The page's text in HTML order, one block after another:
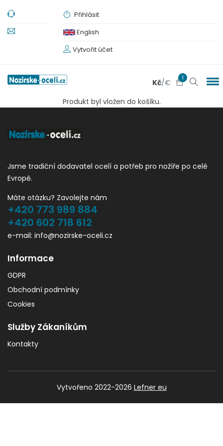
Přihlásit
English
Vytvořit účet
Kč/€ 1
Produkt byl vložen do košíku.
Jsme tradiční dodavatel ocelí a potřeb pro nožíře po celé
Evropě.
Máte otázku? Zavolejte nám
+420 773 989 884
+420 602 718 612
e-mail: info@nozirske-oceli.cz
Informace
GDPR
Obchodní podmínky
Cookies
Služby Zákaníkům
Kontakty
Vytvořeno 2022-2026 Lefner eu